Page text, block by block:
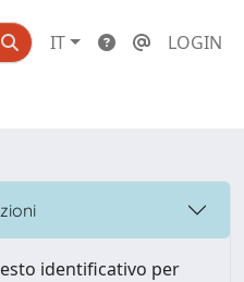
IT LOGIN
identificativo per